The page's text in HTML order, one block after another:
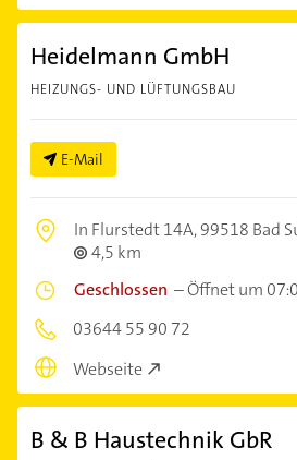
Heidelmann GmbH
HEIZUNGS- UND LÜFTUNGSBAU
E-Mail
In Flurstedt 14A,99518 Bad
4,5 km
Geschlossen –Öffnet um
03644 55 90 72
Webseite
B & B Haustechnik GbR